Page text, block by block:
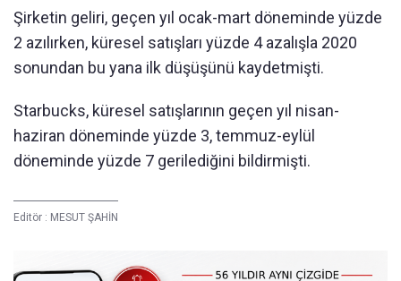
Şirketin geliri, geçen yıl ocak-mart döneminde yüzde
2 azılırken, küresel satışları yüzde 4 azalışla 2020
sonundan bu yana ilk düşüşünü kaydetmişti.
Starbucks, küresel satışlarının geçen yıl nisan-
haziran döneminde yüzde 3, temmuz-eylül
döneminde yüzde 7 gerilediğini bildirmişti.
Editör : MESUT ŞAHİN